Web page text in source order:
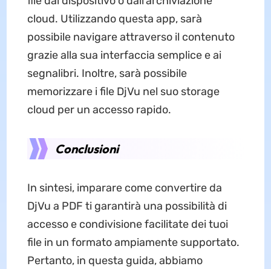
cloud. Utilizzando questa app, sarà
possibile navigare attraverso il contenuto
grazie alla sua interfaccia semplice e ai
segnalibri. Inoltre, sarà possibile
memorizzare i file DjVu nel suo storage
cloud per un accesso rapido.
Conclusioni
In sintesi, imparare come convertire da
DjVu a PDF ti garantirà una possibilità di
accesso e condivisione facilitate dei tuoi
file in un formato ampiamente supportato.
Pertanto, in questa guida, abbiamo